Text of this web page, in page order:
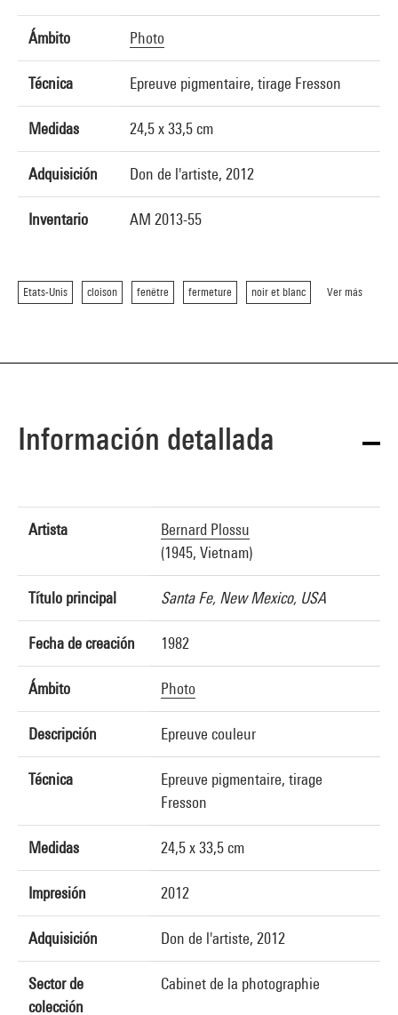
Ámbito Photo
Técnica Epreuve pigmentaire, tirage Fresson
Medidas 24,5 x 33,5 cm
Adquisición Don de l'artiste, 2012
Inventario AM 2013-55
Etats-Unis cloison fenêtre fermeture noir et blanc Ver más
Información detallada
Artista
Bernard Plossu
(1945, Vietnam)
Título principal Santa Fe, New Mexico, USA
Fecha de creación 1982
Ámbito Photo
Descripción Epreuve couleur
Técnica
Epreuve pigmentaire, tirage
Fresson
Medidas 24,5 x 33,5 cm
Impresión 2012
Adquisición Don de l'artiste, 2012
Sector de
colección
Cabinet de la photographie